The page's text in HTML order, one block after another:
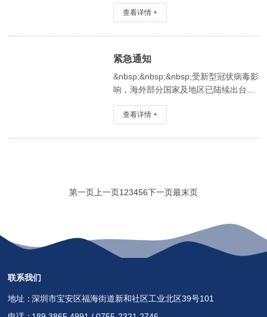
快递渠道发往韩国的货件（包括商业件
（
查看详情 +
紧急通知
&nbsp;&nbsp;&nbsp;受新型冠状病毒影
响，海外部分国家及地区已陆续出台延
措施；受此影响，各代理服务商均有出
查看详情 +
第一页上一页1 23456下一页最末页
联系我们
地址：深圳市宝安区福海街道新和社区工业北区39号101